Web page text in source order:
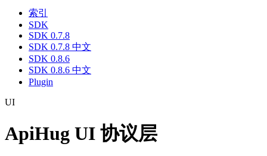
索引
SDK
SDK 0.7.8
SDK 0.7.8 中文
SDK 0.8.6
SDK 0.8.6 中文
Plugin
UI
ApiHug UI 协议层